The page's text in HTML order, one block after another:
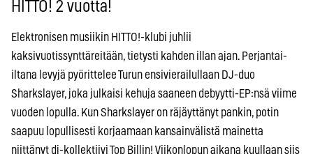
HITTO! 2 vuotta!
Elektronisen musiikin HITTO!-klubi juhlii
kaksivuotissynttäreitään, tietysti kahden illan ajan. Perjantai-
iltana levyjä pyörittelee Turun ensivierailullaan DJ-duo
Sharkslayer, joka julkaisi kehuja saaneen debyytti-EP:nsä viime
vuoden lopulla. Kun Sharkslayer on räjäyttänyt pankin, potin
saapuu lopullisesti korjaamaan kansainvälistä mainetta
niittänyt dj-kollektiivi Top Billin! Viikonlopun aikana kuullaan siis